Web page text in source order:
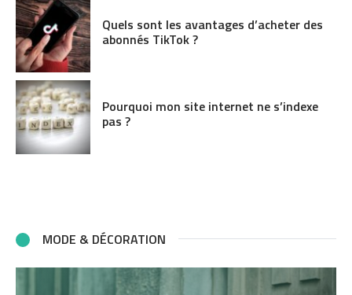
Quels sont les avantages d’acheter des
abonnés TikTok ?
Pourquoi mon site internet ne s’indexe
pas ?
MODE & DÉCORATION